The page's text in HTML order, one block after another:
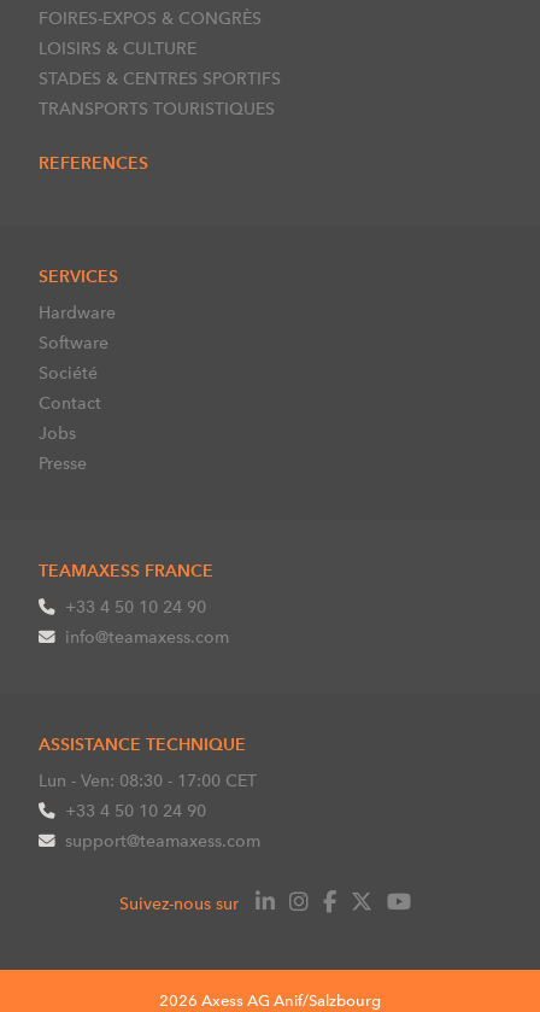
FOIRES-EXPOS & CONGRÈS
LOISIRS & CULTURE
STADES & CENTRES SPORTIFS
TRANSPORTS TOURISTIQUES
REFERENCES
SERVICES
Hardware
Software
Société
Contact
Jobs
Presse
TEAMAXESS FRANCE
+33 4 50 10 24 90
info@teamaxess.com
ASSISTANCE TECHNIQUE
Lun - Ven: 08:30 - 17:00 CET
+33 4 50 10 24 90
support@teamaxess.com
Suivez-nous sur
2026 Axess AG Anif/Salzbourg